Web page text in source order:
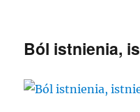
Ból istnienia,